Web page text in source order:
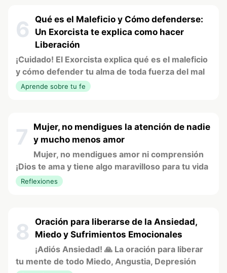
6
Qué es el Maleficio y Cómo defenderse:
Un Exorcista te explica como hacer
Liberación
¡Cuidado! El Exorcista explica qué es el maleficio
y cómo defender tu alma de toda fuerza del mal
Aprende sobre tu fe
7
Mujer, no mendigues la atención de nadie
y mucho menos amor
Mujer, no mendigues amor ni comprensión
¡Dios te ama y tiene algo maravilloso para tu vida
Reflexiones
8
Oración para liberarse de la Ansiedad,
Miedo y Sufrimientos Emocionales
¡Adiós Ansiedad! 🙏 La oración para liberar
tu mente de todo Miedo, Angustia, Depresión